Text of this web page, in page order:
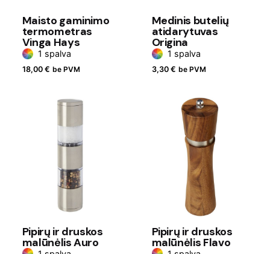
Maisto gaminimo
termometras
Vinga Hays
1 spalva
18,00 € be PVM
Medinis butelių
atidarytuvas
Origina
1 spalva
3,30 € be PVM
Pipirų ir druskos
malūnėlis Auro
Pipirų ir druskos
malūnėlis Flavo